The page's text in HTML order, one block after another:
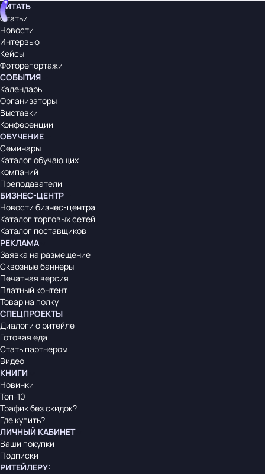
ЧИТАТЬ
Статьи
Новости
Интервью
Кейсы
Фоторепортажи
СОБЫТИЯ
Календарь
Организаторы
Выставки
Конференции
ОБУЧЕНИЕ
Семинары
Каталог обучающих
компаний
Преподаватели
БИЗНЕС-ЦЕНТР
Новости бизнес-центра
Каталог торговых сетей
Каталог поставщиков
РЕКЛАМА
Заявка на размещение
Сквозные баннеры
Печатная версия
Платный контент
Товар на полку
СПЕЦПРОЕКТЫ
Диалоги о ритейле
Готовая еда
Стать партнером
Видео
КНИГИ
Новинки
Топ-10
Трафик без скидок?
Где купить?
ЛИЧНЫЙ КАБИНЕТ
Ваши покупки
Подписки
РИТЕЙЛЕРУ: